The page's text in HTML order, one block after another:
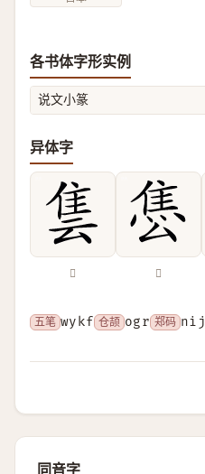
各书体字形实例
说文小篆
异体字
𨾜 𨿈
五笔 wykf 仓颉 ogr 郑码 nij
同音字